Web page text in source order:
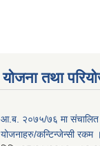
योजना तथा
आ.ब. २०७५/७६ मा संचालित
योजनाहरु/कन्टिन्जेन्सी रकम ।